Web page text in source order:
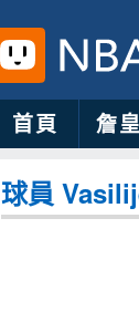
首頁 詹
球員